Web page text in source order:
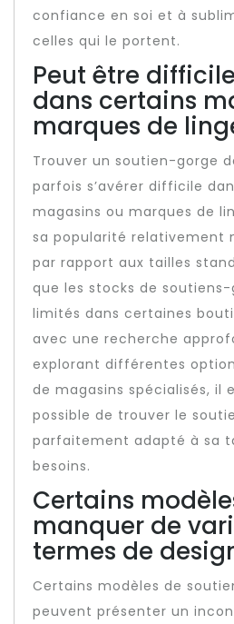
confiance en soi et à
celles qui le portent.
Peut être
dans certains
marques de
Trouver un soutien-gorge
parfois s’avérer difficile
magasins ou marques de
sa popularité relativement
par rapport aux tailles
que les stocks de
limités dans certaines
avec une recherche
explorant différentes
de magasins spécialisés, il
possible de trouver le
parfaitement adapté à sa
besoins.
Certains
manquer de
termes de
Certains modèles de
peuvent présenter un